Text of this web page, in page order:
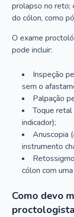
prolapso no reto;
do cólon, como
O exame
pode incluir:
Inspeção
sem o
Palpação
Toque
indicador);
Anuscopia
instrumento
cólon com
Como devo